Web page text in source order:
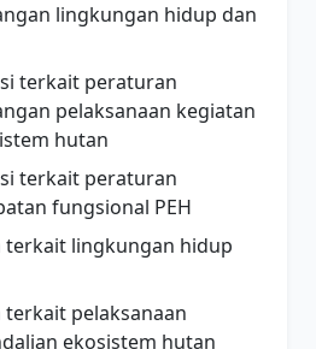
lingkungan hidup dan
terkait peraturan
pelaksanaan kegiatan
hutan
terkait peraturan
fungsional PEH
terkait lingkungan hidup
pelaksanaan
ekosistem hutan